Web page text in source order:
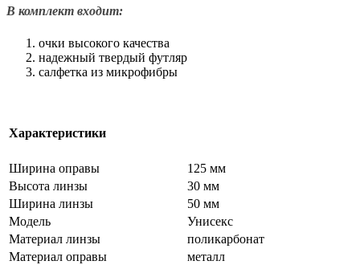
В комплект входит:
очки высокого качества
надежный твердый футляр
салфетка из микрофибры
Характеристики
Ширина оправы
125 мм
Высота линзы
30 мм
Ширина линзы
50 мм
Модель
Унисекс
Материал линзы
поликарбонат
Материал оправы
металл